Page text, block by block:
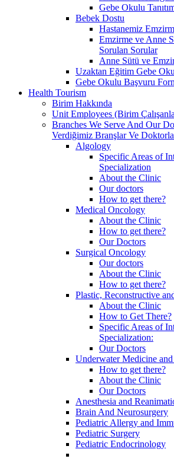
Gebe Okulu
Bebek Dostu
Hastanemiz
Emzirme ve Anne
Sorulan Sorular
Anne Sütü ve
Uzaktan Eğitim Gebe
Gebe Okulu Başvuru
Health Tourism
Birim Hakkında
Unit Employees (Birim
Branches We Serve And Our
Verdiğimiz Branşlar Ve
Algology
Specific Areas of
Specialization
About the Clinic
Our doctors
How to get there?
Medical Oncology
About the Clinic
How to get there?
Our Doctors
Surgical Oncology
Our doctors
About the Clinic
How to get there?
Plastic, Reconstructive
About the Clinic
How to Get There?
Specific Areas of
Specialization:
Our Doctors
Underwater Medicine
How to get there?
About the Clinic
Our Doctors
Anesthesia and
Brain And Neurosurgery
Pediatric Allergy and
Pediatric Surgery
Pediatric Endocrinology